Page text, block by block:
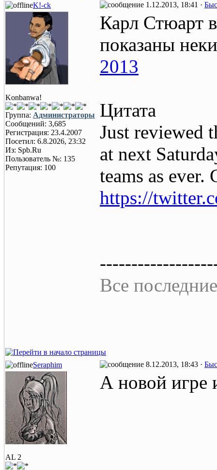
K!-ck 1.12.2013, 18:41 ·
Konbanwa!
Группа: Администраторы
Сообщений: 3,685
Регистрация: 23.4.2007
Посетил: 6.8.2026, 23:32
Из: Spb.Ru
Пользователь №: 135
Репутация: 100
Карл Стюарт
показаны
2013
Цитата
Just reviewed
at next
teams as ever.
https://
Все
Seraphim 8.12.2013, 18:43 ·
AL 2
А новой игре